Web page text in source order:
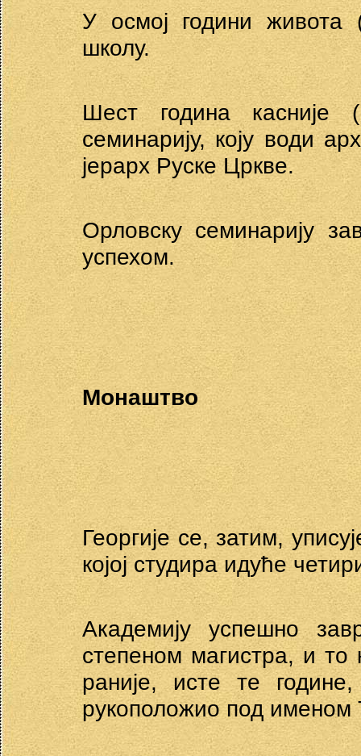
У осмој години живота
школу.
Шест година касније
семинарију, коју води
јерарх Руске Цркве.
Орловску семинарију
успехом.
Монаштво
Георгије се, затим,
којој студира идуће
Академију успешно
степеном магистра, и
раније, исте те
рукоположио под